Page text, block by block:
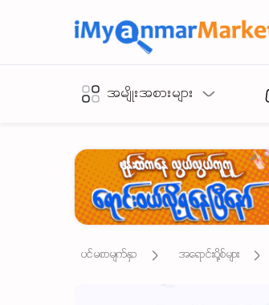
အမျိုးအစားများ
ပင်မစာမျက်နှာ အရောင်းပို့စ်များ